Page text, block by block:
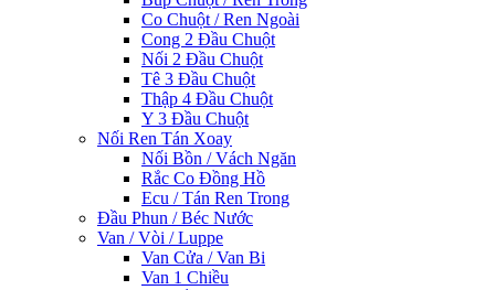
Co Chuột / Ren Ngoài
Cong 2 Đầu Chuột
Nối 2 Đầu Chuột
Tê 3 Đầu Chuột
Thập 4 Đầu Chuột
Y 3 Đầu Chuột
Nối Ren Tán Xoay
Nối Bồn / Vách Ngăn
Rắc Co Đồng Hồ
Ecu / Tán Ren Trong
Đầu Phun / Béc Nước
Van / Vòi / Luppe
Van Cửa / Van Bi
Van 1 Chiều